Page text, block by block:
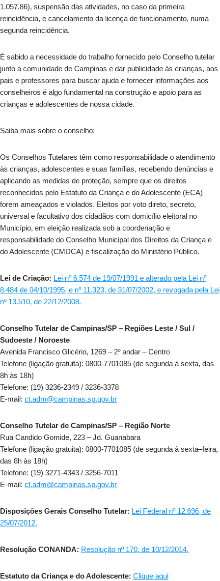
1.057,86), suspensão das atividades, no caso da primeira
reincidência, e cancelamento da licença de funcionamento, numa
segunda reincidência.
É sabido a necessidade do trabalho fornecido pelo Conselho tutelar
junto a comunidade de Campinas e dar publicidade às crianças, aos
pais e professores para buscar ajuda e fornecer informações aos
conselheiros é algo fundamental na construção e apoio para as
crianças e adolescentes de nossa cidade.
Saiba mais sobre o conselho:
Os Conselhos Tutelares têm como responsabilidade o atendimento
às crianças, adolescentes e suas famílias, recebendo denúncias e
aplicando as medidas de proteção, sempre que os direitos
reconhecidos pelo Estatuto da Criança e do Adolescente (ECA)
forem ameaçados e violados. Eleitos por voto direto, secreto,
universal e facultativo dos cidadãos com domicílio eleitoral no
Município, em eleição realizada sob a coordenação e
responsabilidade do Conselho Municipal dos Direitos da Criança e
do Adolescente (CMDCA) e fiscalização do Ministério Público.
Lei de Criação: Lei nº 6.574 de 19/07/1991 e alterado pela Lei nº
8.484 de 04/10/1995, e nº 11.323, de 31/07/2002, e revogada pela Lei
nº 13.510, de 22/12/2008.
Conselho Tutelar de Campinas/SP – Regiões Leste / Sul /
Sudoeste / Noroeste
Avenida Francisco Glicério, 1269 – 2º andar – Centro
Telefone (ligação gratuita): 0800-7701085 (de segunda à sexta, das
8h às 18h)
Telefone: (19) 3236-2349 / 3236-3378
E-mail: ct.adm@campinas.sp.gov.br
Conselho Tutelar de Campinas/SP – Região Norte
Rua Candido Gomide, 223 – Jd. Guanabara
Telefone (ligação gratuita): 0800-7701085 (de segunda à sexta–feira,
das 8h às 18h)
Telefone: (19) 3271-4343 / 3256-7011
E-mail: ct.adm@campinas.sp.gov.br
Disposições Gerais Conselho Tutelar: Lei Federal nº 12.696, de
25/07/2012.
Resolução CONANDA: Resolução nº 170, de 10/12/2014.
Estatuto da Criança e do Adolescente: Clique aqui